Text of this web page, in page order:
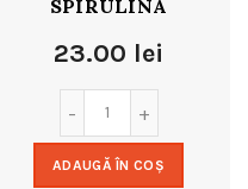
SPIRULINA
23.00 lei
ADAUGĂ ÎN COȘ